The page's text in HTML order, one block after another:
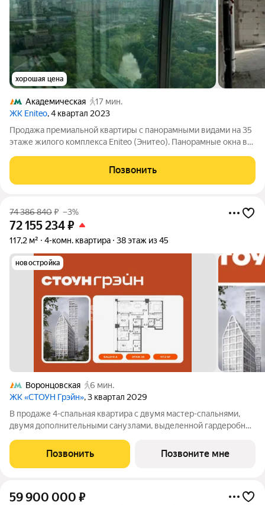
хорошая цена
Академическая
17 мин.
ЖК Eniteo, 4 квартал 2023
Продажа премиальной квартиры с панорамными видами на 35
этаже жилого комплекса Eniteo (Энитео). Панорамные окна в
Квартира без отделки.
Позвонить
74 386 840₽ –3%
72 155 234₽
117,2 м² 4-комн. квартира 38 этаж из 45
новостройка
Воронцовская
6 мин.
ЖК «СТОУН Грэйн», 3 квартал 2029
В продаже 4-спальная квартира с двумя мастер-спальнями,
двумя дополнительными санузлами, выделенной гардеробной
позволит собраться всей семьей и провести вечер в уютной
обстановке. Квартира с 4
Позвонить Позвоните мне
59 900 000 ₽